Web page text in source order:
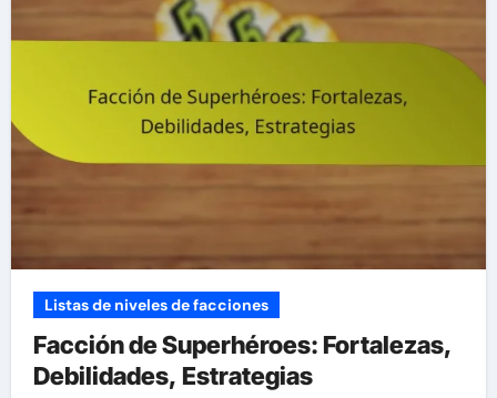
Listas de niveles de facciones
Facción de Superhéroes: Fortalezas,
Debilidades, Estrategias